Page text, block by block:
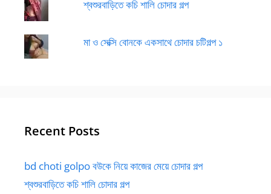
শ্বশুরবাড়িতে কচি শালি চোদার গল্প
মা ও সেক্সি বোনকে একসাথে চোদার চটিগল্প ১
Recent Posts
bd choti golpo বউকে নিয়ে কাজের মেয়ে চোদার গল্প
শ্বশুরবাড়িতে কচি শালি চোদার গল্প